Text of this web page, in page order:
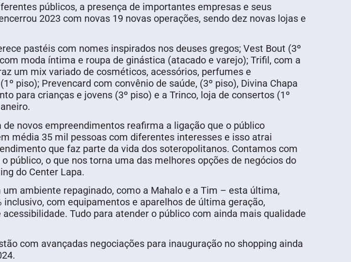
públicos, a presença de importantes empresas e seus
2023 com novas 19 novas operações, sendo dez novas lojas e
pastéis com nomes inspirados nos deuses gregos; Vest Bout (3º
moda íntima e roupa de ginástica (atacado e varejo); Trifil, com a
um mix variado de cosméticos, acessórios, perfumes e
piso); Prevencard com convênio de saúde, (3º piso), Divina Chapa
para crianças e jovens (3º piso) e a Trinco, loja de consertos (1º
novos empreendimentos reafirma a ligação que o público
média 35 mil pessoas com diferentes interesses e isso atrai
que faz parte da vida dos soteropolitanos. Contamos com
público, o que nos torna uma das melhores opções de negócios do
do Center Lapa.
ambiente repaginado, como a Mahalo e a Tim – esta última,
com equipamentos e aparelhos de última geração,
Tudo para atender o público com ainda mais qualidade
com avançadas negociações para inauguração no shopping ainda